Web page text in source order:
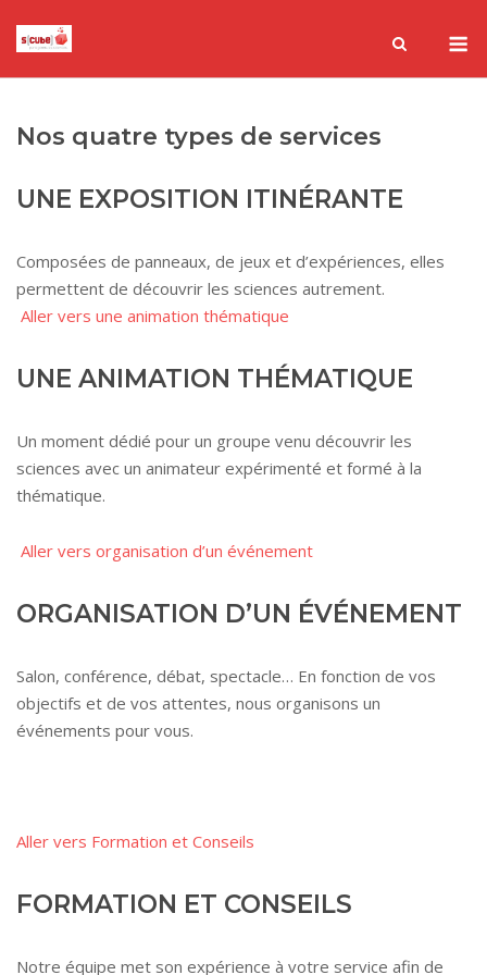
Nos quatre types de services
UNE EXPOSITION ITINÉRANTE
Composées de panneaux, de jeux et d’expériences, elles
permettent de découvrir les sciences autrement.
Aller vers une animation thématique
UNE ANIMATION THÉMATIQUE
Un moment dédié pour un groupe venu découvrir les
sciences avec un animateur expérimenté et formé à la
thématique.
Aller vers organisation d’un événement
ORGANISATION D’UN ÉVÉNEMENT
Salon, conférence, débat, spectacle… En fonction de vos
objectifs et de vos attentes, nous organisons un
événements pour vous.
Aller vers Formation et Conseils
FORMATION ET CONSEILS
Notre équipe met son expérience à votre service afin de